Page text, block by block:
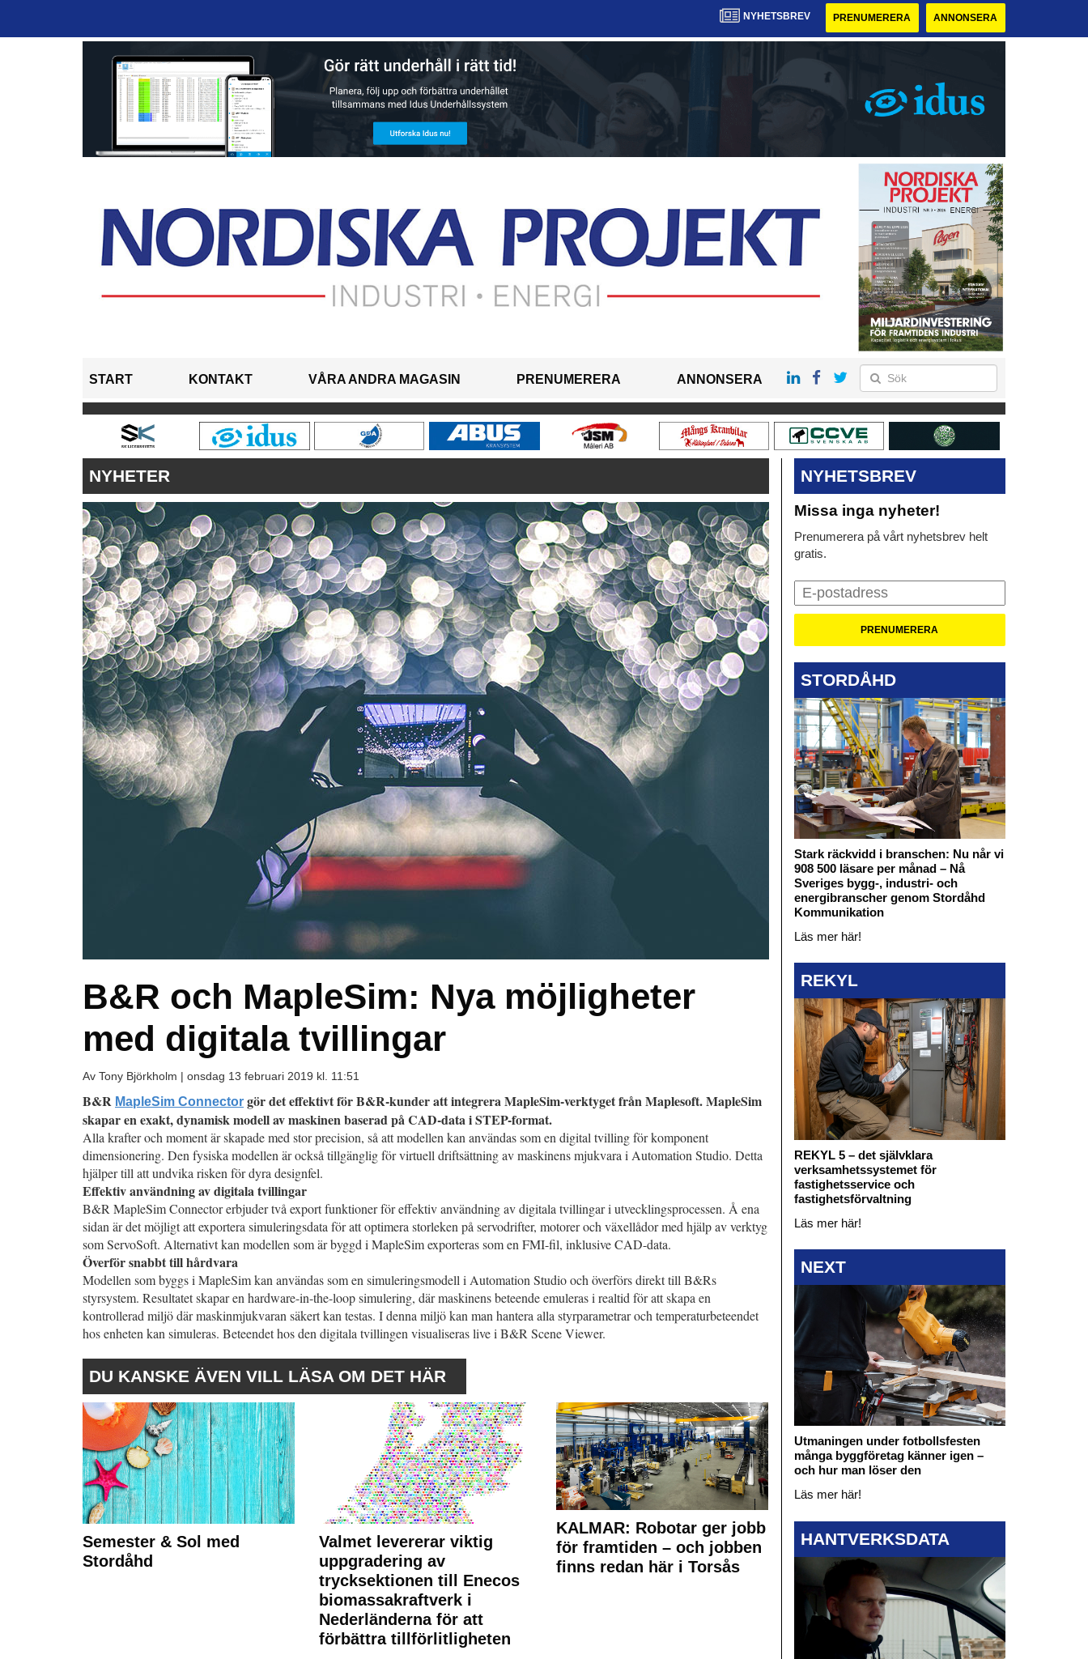
NYHETSBREV PRENUMERERA ANNONSERA
START KONTAKT VÅRA ANDRA MAGASIN PRENUMERERA ANNONSERA
NYHETER
B&R och MapleSim: Nya möjligheter
med digitala tvillingar
Av Tony Björkholm | onsdag 13 februari 2019 kl. 11:51
B&R MapleSim Connector gör det effektivt för B&R-kunder att integrera MapleSim-verktyget från Maplesoft. MapleSim
skapar en exakt, dynamisk modell av maskinen baserad på CAD-data i STEP-format.
Alla krafter och moment är skapade med stor precision, så att modellen kan användas som en digital tvilling för komponent
dimensionering. Den fysiska modellen är också tillgänglig för virtuell driftsättning av maskinens mjukvara i Automation Studio. Detta
hjälper till att undvika risken för dyra designfel.
Effektiv användning av digitala tvillingar
B&R MapleSim Connector erbjuder två export funktioner för effektiv användning av digitala tvillingar i utvecklingsprocessen. Å ena
sidan är det möjligt att exportera simuleringsdata för att optimera storleken på servodrifter, motorer och växellådor med hjälp av verktyg
som ServoSoft. Alternativt kan modellen som är byggd i MapleSim exporteras som en FMI-fil, inklusive CAD-data.
Överför snabbt till hårdvara
Modellen som byggs i MapleSim kan användas som en simuleringsmodell i Automation Studio och överförs direkt till B&Rs
styrsystem. Resultatet skapar en hardware-in-the-loop simulering, där maskinens beteende emuleras i realtid för att skapa en
kontrollerad miljö där maskinmjukvaran säkert kan testas. I denna miljö kan man hantera alla styrparametrar och temperaturbeteendet
hos enheten kan simuleras. Beteendet hos den digitala tvillingen visualiseras live i B&R Scene Viewer.
DU KANSKE ÄVEN VILL LÄSA OM DET HÄR
Semester & Sol med
Stordåhd
Valmet levererar viktig
uppgradering av
trycksektionen till Enecos
biomassakraftverk i
Nederländerna för att
förbättra tillförlitligheten
KALMAR: Robotar ger jobb
för framtiden – och jobben
finns redan här i Torsås
NYHETSBREV
Missa inga nyheter!
Prenumerera på vårt nyhetsbrev helt
gratis.
STORDÅHD
Stark räckvidd i branschen: Nu når vi
908 500 läsare per månad – Nå
Sveriges bygg-, industri- och
energibranscher genom Stordåhd
Kommunikation
Läs mer här!
REKYL
REKYL 5 – det självklara
verksamhetssystemet för
fastighetsservice och
fastighetsförvaltning
Läs mer här!
NEXT
Utmaningen under fotbollsfesten
många byggföretag känner igen –
och hur man löser den
Läs mer här!
HANTVERKSDATA